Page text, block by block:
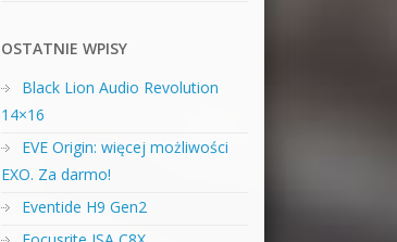
OSTATNIE WPISY
Black Lion Audio Revolution
14×16
EVE Origin: więcej możliwości
EXO. Za darmo!
Eventide H9 Gen2